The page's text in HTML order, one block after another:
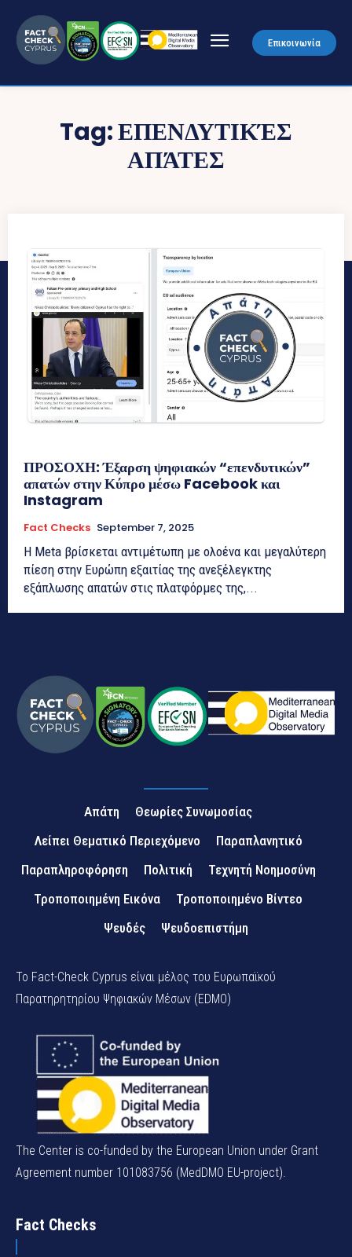
Επικοινωνία
Tag:ΕΠΕΝΔΥΤΙΚΈΣ
ΑΠΆΤΕΣ
ΠΡΟΣΟΧΗ: Έξαρση ψηφιακών “επενδυτικών”
απατών στην Κύπρο μέσω Facebook και
Instagram
Fact Checks September 7, 2025
Η Meta βρίσκεται αντιμέτωπη με ολοένα και μεγαλύτερη
πίεση στην Ευρώπη εξαιτίας της ανεξέλεγκτης
εξάπλωσης απατών στις πλατφόρμες της,...
Απάτη
Θεωρίες Συνωμοσίας
Λείπει Θεματικό Περιεχόμενο
Παραπλανητικό
Παραπληροφόρηση
Πολιτική
Τεχνητή Νοημοσύνη
Τροποποιημένη Εικόνα
Τροποποιημένο Βίντεο
Ψευδές
Ψευδοεπιστήμη
Το Fact-Check Cyprus είναι μέλος του Ευρωπαϊκού
Παρατηρητηρίου Ψηφιακών Μέσων (EDMO)
The Center is co-funded by the European Union under Grant
Agreement number 101083756 (MedDMO EU-project).
Fact Checks